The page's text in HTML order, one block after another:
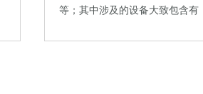
等；其中涉及的设备大致包含